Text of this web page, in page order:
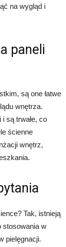
na wygląd i
paneli
są one łatwe
wnętrza.
są trwałe, co
ścienne
wnętrz,
Tak, istnieją
stosowania w
pielęgnacji.